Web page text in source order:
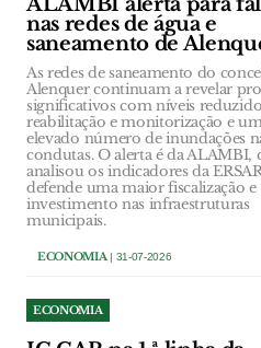
nas redes de água e
saneamento de
As redes de saneamento do
Alenquer continuam a revelar
significativos com níveis
reabilitação e monitorização e
elevado número de inundações
condutas. O alerta é da ALAMBI,
analisou os indicadores da
defende uma maior fiscalização e
investimento nas infraestruturas
municipais.
ECONOMIA| 31-07-2026
ECONOMIA